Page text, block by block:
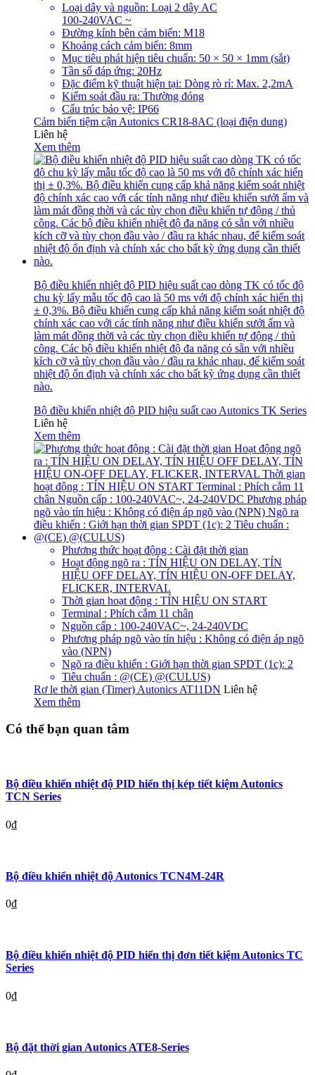
Loại dây và nguồn: Loại 2 dây AC
100-240VAC ~
Đường kính bên cảm biến: M18
Khoảng cách cảm biến: 8mm
Mục tiêu phát hiện tiêu chuẩn: 50 × 50 × 1mm (sắt)
Tần số đáp ứng: 20Hz
Đặc điểm kỹ thuật hiện tại: Dòng rò rỉ: Max. 2,2mA
Kiểm soát đầu ra: Thường đóng
Cấu trúc bảo vệ: IP66
Cảm biến tiệm cận Autonics CR18-8AC (loại điện dung)
Liên hệ
Xem thêm
Bộ điều khiển nhiệt độ PID hiệu suất cao dòng TK có tốc độ
chu kỳ lấy mẫu tốc độ cao là 50 ms với độ chính xác hiển thị
± 0,3%. Bộ điều khiển cung cấp khả năng kiểm soát nhiệt độ
chính xác cao với các tính năng như điều khiển sưởi ấm và
làm mát đồng thời và các tùy chọn điều khiển tự động / thủ
công. Các bộ điều khiển nhiệt độ đa năng có sẵn với nhiều
kích cỡ và tùy chọn đầu vào / đầu ra khác nhau, để kiểm soát
nhiệt độ ổn định và chính xác cho bất kỳ ứng dụng cần thiết
nào.
Bộ điều khiển nhiệt độ PID hiệu suất cao Autonics TK Series
Liên hệ
Xem thêm
Phương thức hoạt động : Cài đặt thời gian
Hoạt động ngõ ra : TÍN HIỆU ON DELAY, TÍN
HIỆU OFF DELAY, TÍN HIỆU ON-OFF DELAY,
FLICKER, INTERVAL
Thời gian hoạt động : TÍN HIỆU ON START
Terminal : Phích cắm 11 chân
Nguồn cấp : 100-240VAC~, 24-240VDC
Phương pháp ngõ vào tín hiệu : Không có điện áp ngõ
vào (NPN)
Ngõ ra điều khiển : Giới hạn thời gian SPDT (1c): 2
Tiêu chuẩn : @(CE) @(CULUS)
Rơ le thời gian (Timer) Autonics AT11DN Liên hệ
Xem thêm
Có thể bạn quan tâm
Bộ điều khiển nhiệt độ PID hiển thị kép tiết kiệm Autonics
TCN Series
0₫
Bộ điều khiển nhiệt độ Autonics TCN4M-24R
0₫
Bộ điều khiển nhiệt độ PID hiển thị đơn tiết kiệm Autonics TC
Series
0₫
Bộ đặt thời gian Autonics ATE8-Series